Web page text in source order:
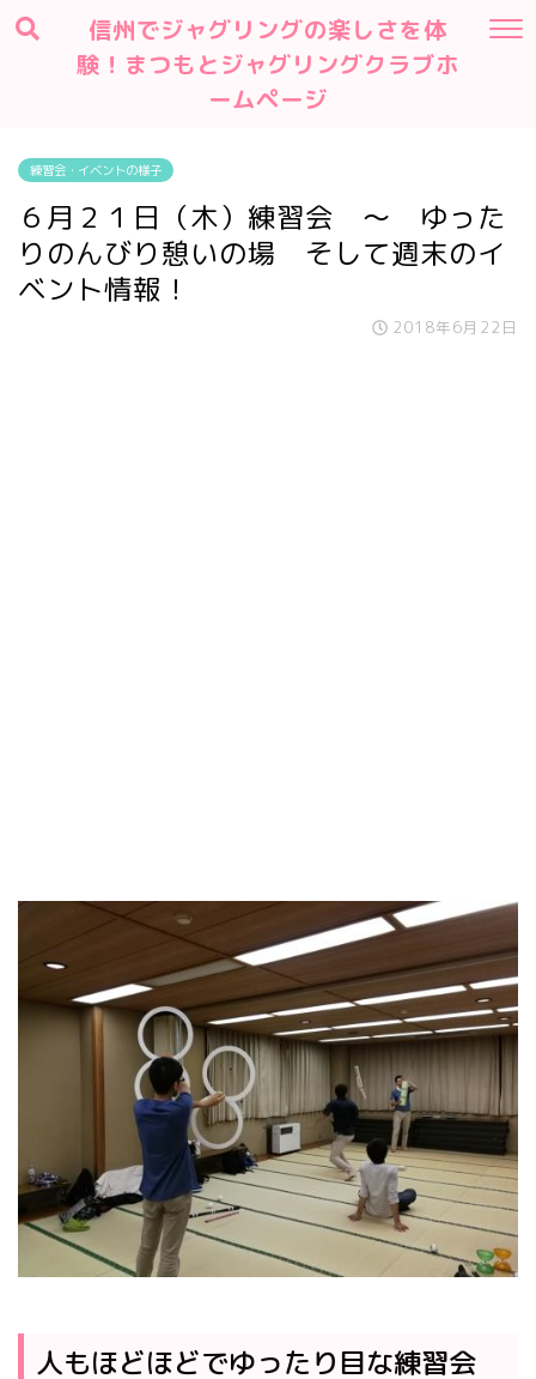
信州でジャグリングの楽しさを体
験！まつもとジャグリングクラブホ
ームページ
練習会・イベントの様子
６月２１日（木）練習会 ～ ゆった
りのんびり憩いの場 そして週末のイ
ベント情報！
2018年6月22日
人もほどほどでゆったり目な練習会